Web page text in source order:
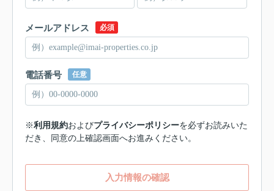
メールアドレス 必須
電話番号 任意
※利用規約およびプライバシーポリシーを必ずお読みいた
だき、同意の上確認画面へお進みください。
入力情報の確認